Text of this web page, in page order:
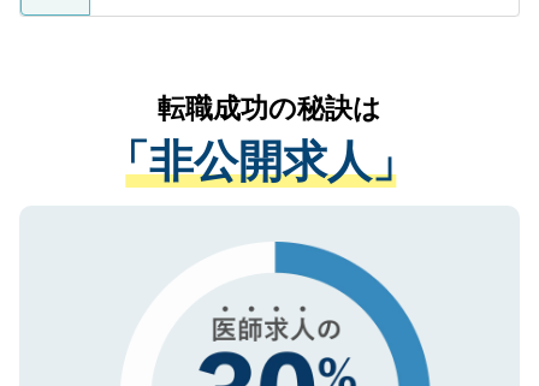
ているすべての個人データはご本人の許可
は、個人情報の取り扱いについての厳密な
管理基準を満たした事業者のみに付与され
る、プライバシーマークを取得済みです。
で、機密保持に関してもご安心ください。
かがいして、現在の医療機関の状況や紹介
経験をまじえながら、適切なアドバイスを
させていただきます。すぐにご転職をされ
ない方には、長期的なサポートが可能です
ので、まずはご登録ください。
転職成功の秘訣は
「非公開求人」